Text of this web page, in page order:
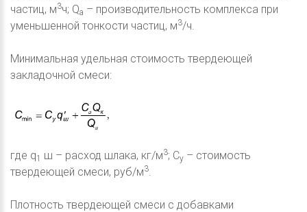
частиц, м3ч; Qа – производительность комплекса при
уменьшенной тонкости частиц, м3/ч.
Минимальная удельная стоимость твердеющей
закладочной смеси:
где q1 ш – расход шлака, кг/м3; Су – стоимость
твердеющей смеси, руб/м3
Плотность твердеющей смеси с добавками